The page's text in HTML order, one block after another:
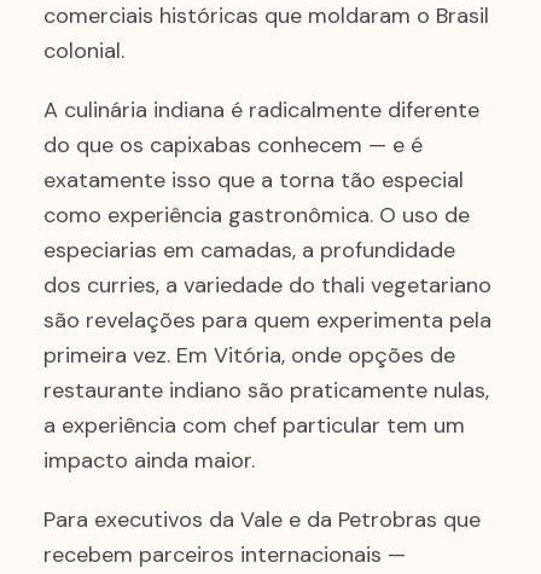
comerciais históricas que moldaram o Brasil
colonial.
A culinária indiana é radicalmente diferente
do que os capixabas conhecem — e é
exatamente isso que a torna tão especial
como experiência gastronômica. O uso de
especiarias em camadas, a profundidade
dos curries, a variedade do thali vegetariano
são revelações para quem experimenta pela
primeira vez. Em Vitória, onde opções de
restaurante indiano são praticamente nulas,
a experiência com chef particular tem um
impacto ainda maior.
Para executivos da Vale e da Petrobras que
recebem parceiros internacionais —